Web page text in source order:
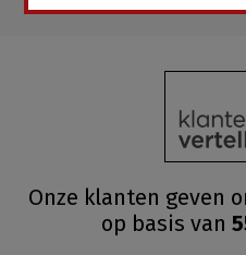
Onze klanten geven
op basis van